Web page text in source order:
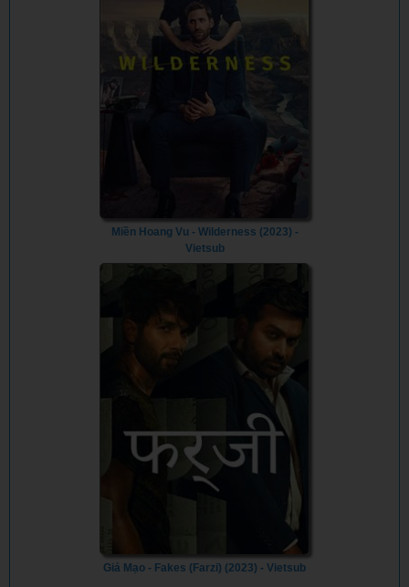
Miền Hoang Vu - Wilderness (2023) -
Vietsub
Giả Mạo - Fakes (Farzi) (2023) - Vietsub